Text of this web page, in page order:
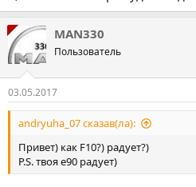
MAN330
Пользователь
03.05.2017
andryuha_07 сказав(ла):
Привет) как F10?) радует?)
P.S. твоя e90 радует)